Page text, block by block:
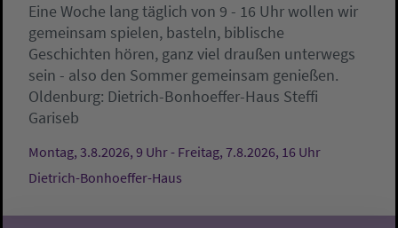
Eine Woche lang täglich von 9 - 16 Uhr wollen wir
gemeinsam spielen, basteln, biblische
Geschichten hören, ganz viel draußen unterwegs
sein - also den Sommer gemeinsam genießen.
Oldenburg: Dietrich-Bonhoeffer-Haus Steffi
Gariseb
Montag, 3.8.2026, 9 Uhr - Freitag, 7.8.2026, 16 Uhr
Dietrich-Bonhoeffer-Haus